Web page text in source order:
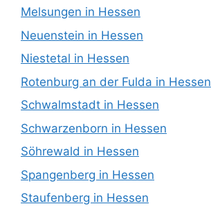
Melsungen in Hessen
Neuenstein in Hessen
Niestetal in Hessen
Rotenburg an der Fulda in Hessen
Schwalmstadt in Hessen
Schwarzenborn in Hessen
Söhrewald in Hessen
Spangenberg in Hessen
Staufenberg in Hessen